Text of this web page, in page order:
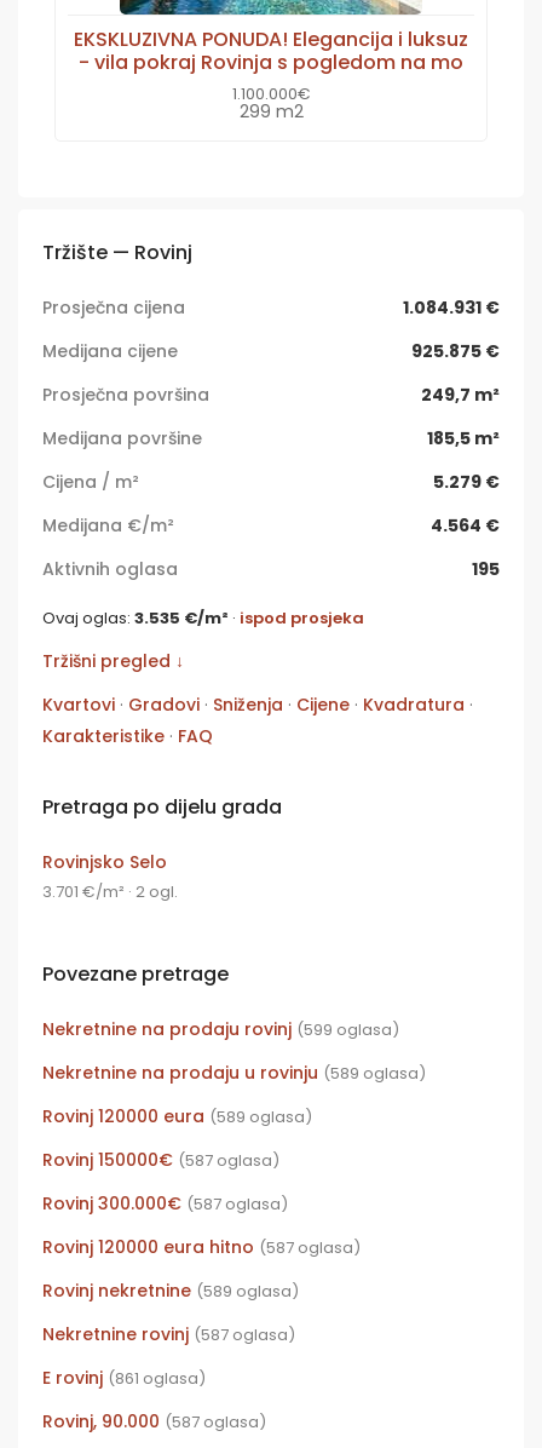
EKSKLUZIVNA PONUDA! Elegancija i luksuz
- vila pokraj Rovinja s pogledom na mo
1.100.000€
299 m2
Tržište — Rovinj
Prosječna cijena
1.084.931 €
Medijana cijene
925.875 €
Prosječna površina
249,7 m²
Medijana površine
185,5 m²
Cijena / m²
5.279 €
Medijana €/m²
4.564 €
Aktivnih oglasa
195
Ovaj oglas: 3.535 €/m² · ispod prosjeka
Tržišni pregled ↓
Kvartovi · Gradovi · Sniženja · Cijene · Kvadratura ·
Karakteristike · FAQ
Pretraga po dijelu grada
Rovinjsko Selo
3.701 €/m² · 2 ogl.
Povezane pretrage
Nekretnine na prodaju rovinj (599 oglasa)
Nekretnine na prodaju u rovinju (589 oglasa)
Rovinj 120000 eura (589 oglasa)
Rovinj 150000€ (587 oglasa)
Rovinj 300.000€ (587 oglasa)
Rovinj 120000 eura hitno (587 oglasa)
Rovinj nekretnine (589 oglasa)
Nekretnine rovinj (587 oglasa)
E rovinj (861 oglasa)
Rovinj, 90.000 (587 oglasa)